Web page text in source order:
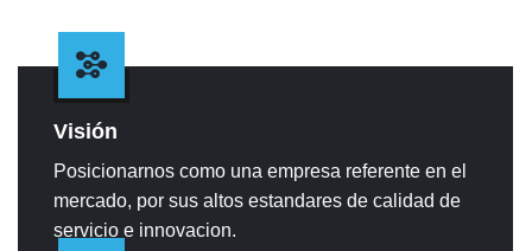
Visión
Posicionarnos como una empresa referente en el
mercado, por sus altos estandares de calidad de
servicio e innovacion.